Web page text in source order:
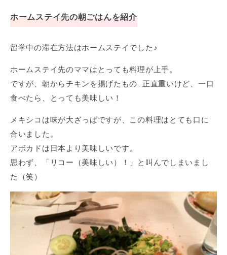
ホームステイ先の朝ごはんを紹介
留学中の滞在方法はホームステイでした♪
ホームステイ先のママはとっても料理が上手。
ですが、朝からチキンを揚げたもの…正直重いけど、一口
食べたら、とっても美味しい！
メキシコは味が大ざっぱですが、この料理はとても口に
合いました。
アボカドは日本より美味しいです。
思わず、「リコー（美味しい）！」と叫んでしまいまし
た（笑）